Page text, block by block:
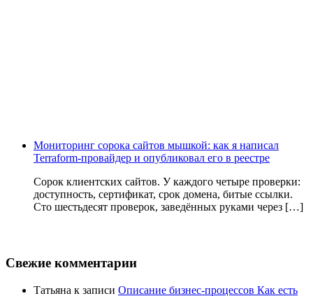
Мониторинг сорока сайтов мышкой: как я написал
Terraform-провайдер и опубликовал его в реестре
Сорок клиентских сайтов. У каждого четыре проверки:
доступность, сертификат, срок домена, битые ссылки.
Сто шестьдесят проверок, заведённых руками через […]
Свежие комментарии
Татьяна к записи Описание бизнес-процессов Как есть